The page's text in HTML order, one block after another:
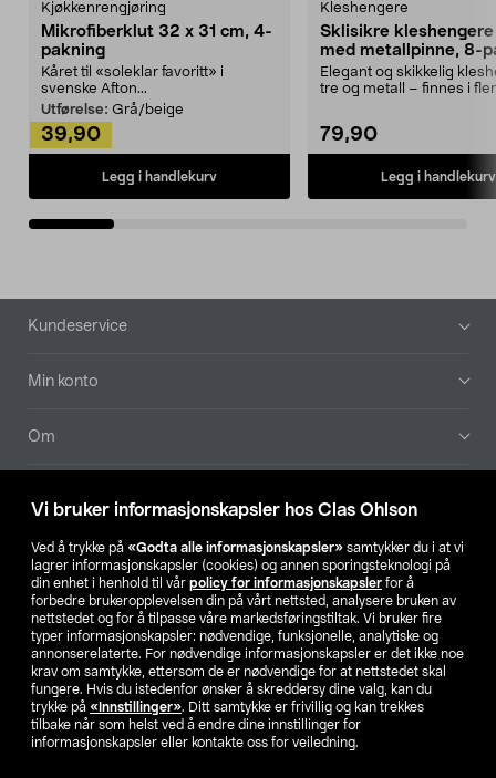
Vi bruker informasjonskapsler hos Clas Ohlson
Ved å trykke på «Godta alle informasjonskapsler» samtykker du i at vi
lagrer informasjonskapsler (cookies) og annen sporingsteknologi på
din enhet i henhold til vår policy for informasjonskapsler for å
forbedre brukeropplevelsen din på vårt nettsted, analysere bruken av
nettstedet og for å tilpasse våre markedsføringstiltak. Vi bruker fire
typer informasjonskapsler: nødvendige, funksjonelle, analytiske og
annonserelaterte. For nødvendige informasjonskapsler er det ikke noe
krav om samtykke, ettersom de er nødvendige for at nettstedet skal
fungere. Hvis du istedenfor ønsker å skreddersy dine valg, kan du
trykke på «Innstillinger». Ditt samtykke er frivillig og kan trekkes
tilbake når som helst ved å endre dine innstillinger for
informasjonskapsler eller kontakte oss for veiledning.
Kjøkkenrengjøring
Mikrofiberklut 32 x 31 cm, 4-
pakning
Kåret til «soleklar favoritt» i
svenske Afton...
Utførelse: Grå/beige
39,90
Legg i handlekurv
Kleshengere
Sklisikre
med metallpinne, 8-
Elegant og skikkelig
tre og metall – finnes i
79,90
Legg i handlekurv
Bunntekst
Kundeservice
Min konto
Om
Våre selskaper
Finn din butikk
SE NO FI